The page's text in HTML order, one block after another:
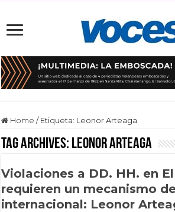
Home / Etiqueta: Leonor Arteaga
Tag Archives: Leonor Arteaga
Violaciones a DD. HH. en
requieren un mecanismo
internacional: Leonor